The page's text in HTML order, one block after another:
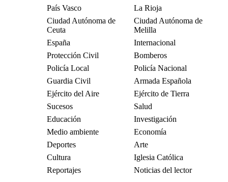
País Vasco
La Rioja
Ciudad Autónoma de
Ceuta
Ciudad Autónoma de
Melilla
España
Internacional
Protección Civil
Bomberos
Policía Local
Policía Nacional
Guardia Civil
Armada Española
Ejército del Aire
Ejército de Tierra
Sucesos
Salud
Educación
Investigación
Medio ambiente
Economía
Deportes
Arte
Cultura
Iglesia Católica
Reportajes
Noticias del lector